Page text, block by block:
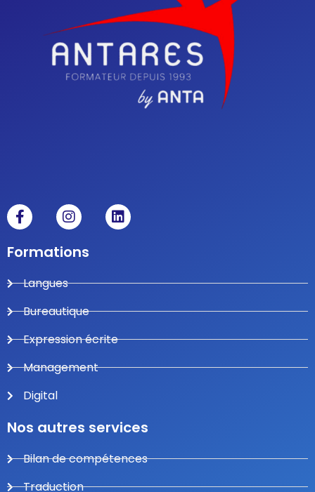
Formations
Langues
Bureautique
Expression écrite
Management
Digital
Nos autres services
Bilan de compétences
Traduction